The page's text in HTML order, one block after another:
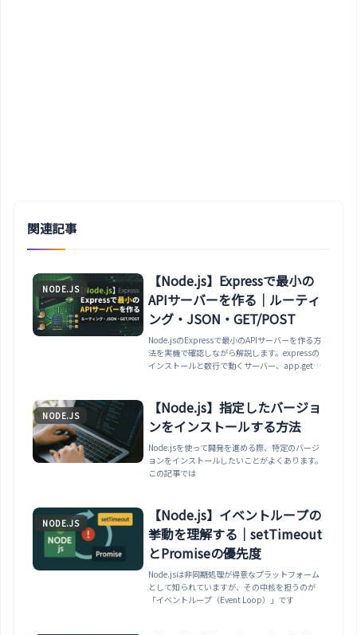
関連記事
NODE.JS
【Node.js】Expressで最小の
APIサーバーを作る｜ルーティ
ング・JSON・GET/POST
Node.jsのExpressで最小のAPIサーバーを作る方
法を実機で確認しながら解説します。expressの
インストールと数行で動くサーバー、app.getで
受け取り、res.jsonとステータスコード、ミドル
ウェアの基礎まで整理します。
NODE.JS
【Node.js】指定したバージョ
ンをインストールする方法
Node.jsを使って開発を進める際、特定のバージ
ョンをインストールしたいことがよくあります。
この記事では
NODE.JS
【Node.js】イベントループの
挙動を理解する｜setTimeout
とPromiseの優先度
Node.jsは非同期処理が得意なプラットフォーム
として知られていますが、その中核を担うのが
「イベントループ（Event Loop）」です